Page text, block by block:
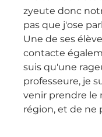
zyeute donc
pas que j'ose
Une de ses
contacte
suis qu'une
professeure, je
venir prendre le
région, et de ne